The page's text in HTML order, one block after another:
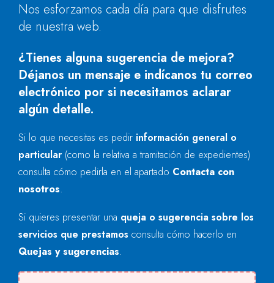
Nos esforzamos cada día para que disfrutes
de nuestra web.
¿Tienes alguna sugerencia de mejora?
Déjanos un mensaje e indícanos tu correo
electrónico por si necesitamos aclarar
algún detalle.
Si lo que necesitas es pedir información general o
particular (como la relativa a tramitación de expedientes)
consulta cómo pedirla en el apartado Contacta con
nosotros.
Si quieres presentar una queja o sugerencia sobre los
servicios que prestamos consulta cómo hacerlo en
Quejas y sugerencias.